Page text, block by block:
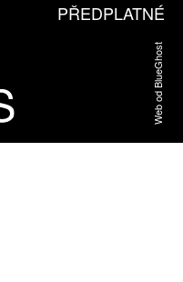
PŘEDPLATNÉ
Web od BlueGhost